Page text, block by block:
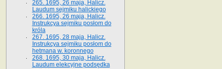
265. 1695, 26 maja, Halicz.
Laudum sejmiku halickiego
266. 1695, 26 maja, Halicz.
Instrukcya sejmiku posłom do
króla
267. 1695, 28 maja, Halicz.
Instrukcya sejmiku posłom do
hetmana w. koronnego
268. 1695, 30 maja, Halicz.
Laudum elekcyjne podsędka